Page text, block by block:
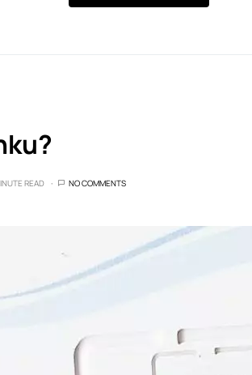
READ NO COMMENTS